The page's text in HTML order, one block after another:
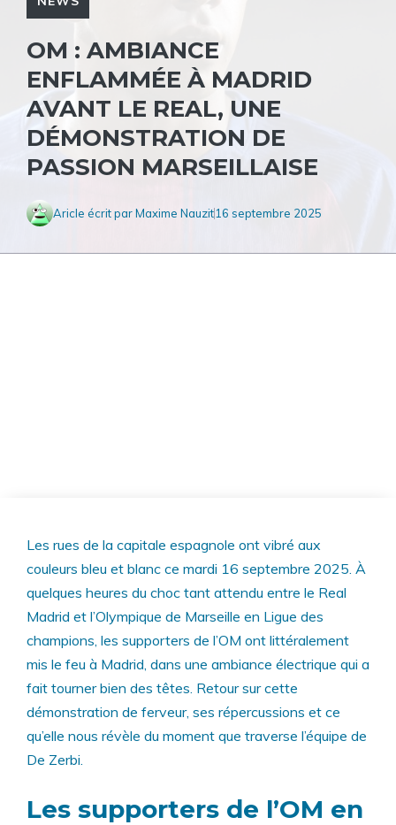
OM : AMBIANCE
ENFLAMMÉE À MADRID
AVANT LE REAL, UNE
DÉMONSTRATION DE
PASSION MARSEILLAISE
Aricle écrit parMaxime Nauzit16 septembre 2025
Les rues de la capitale espagnole ont vibré aux
couleurs bleu et blanc ce mardi 16 septembre 2025. À
quelques heures du choc tant attendu entre le Real
Madrid et l’Olympique de Marseille en Ligue des
champions, les supporters de l’OM ont littéralement
mis le feu à Madrid, dans une ambiance électrique qui a
fait tourner bien des têtes. Retour sur cette
démonstration de ferveur, ses répercussions et ce
qu’elle nous révèle du moment que traverse l’équipe de
De Zerbi.
Les supporters de l’OM en